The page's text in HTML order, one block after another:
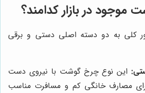
موجود در بازار کدامند؟
کلی به دو دسته اصلی دستی و برقی
این نوع چرخ گوشت با نیروی دست
مصارف خانگی کم و مسافرت مناسب